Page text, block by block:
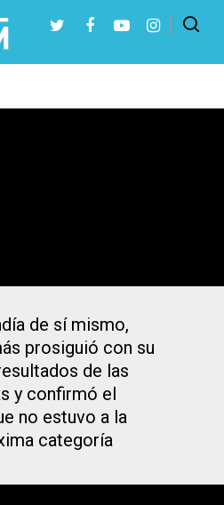
buscar o ESC para cerrar
de sí mismo,
prosiguió con su
de las
y confirmó el
no estuvo a la
categoría